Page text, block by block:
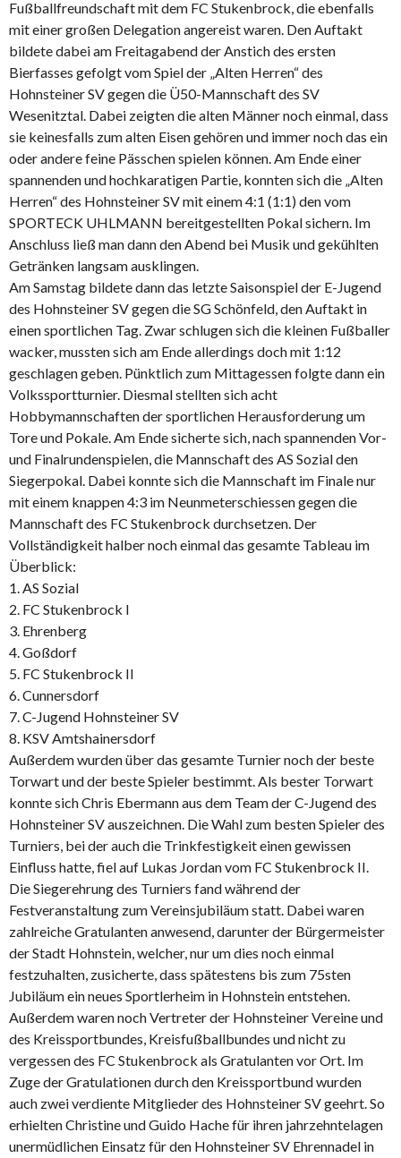
Fußballfreundschaft mit dem FC Stukenbrock, die ebenfalls
mit einer großen Delegation angereist waren. Den Auftakt
bildete dabei am Freitagabend der Anstich des ersten
Bierfasses gefolgt vom Spiel der „Alten Herren“ des
Hohnsteiner SV gegen die Ü50-Mannschaft des SV
Wesenitztal. Dabei zeigten die alten Männer noch einmal, dass
sie keinesfalls zum alten Eisen gehören und immer noch das ein
oder andere feine Pässchen spielen können. Am Ende einer
spannenden und hochkaratigen Partie, konnten sich die „Alten
Herren“ des Hohnsteiner SV mit einem 4:1 (1:1) den vom
SPORTECK UHLMANN bereitgestellten Pokal sichern. Im
Anschluss ließ man dann den Abend bei Musik und gekühlten
Getränken langsam ausklingen.
Am Samstag bildete dann das letzte Saisonspiel der E-Jugend
des Hohnsteiner SV gegen die SG Schönfeld, den Auftakt in
einen sportlichen Tag. Zwar schlugen sich die kleinen Fußballer
wacker, mussten sich am Ende allerdings doch mit 1:12
geschlagen geben. Pünktlich zum Mittagessen folgte dann ein
Volkssportturnier. Diesmal stellten sich acht
Hobbymannschaften der sportlichen Herausforderung um
Tore und Pokale. Am Ende sicherte sich, nach spannenden Vor-
und Finalrundenspielen, die Mannschaft des AS Sozial den
Siegerpokal. Dabei konnte sich die Mannschaft im Finale nur
mit einem knappen 4:3 im Neunmeterschiessen gegen die
Mannschaft des FC Stukenbrock durchsetzen. Der
Vollständigkeit halber noch einmal das gesamte Tableau im
Überblick:
1. AS Sozial
2. FC Stukenbrock I
3. Ehrenberg
4. Goßdorf
5. FC Stukenbrock II
6. Cunnersdorf
7. C-Jugend Hohnsteiner SV
8. KSV Amtshainersdorf
Außerdem wurden über das gesamte Turnier noch der beste
Torwart und der beste Spieler bestimmt. Als bester Torwart
konnte sich Chris Ebermann aus dem Team der C-Jugend des
Hohnsteiner SV auszeichnen. Die Wahl zum besten Spieler des
Turniers, bei der auch die Trinkfestigkeit einen gewissen
Einfluss hatte, fiel auf Lukas Jordan vom FC Stukenbrock II.
Die Siegerehrung des Turniers fand während der
Festveranstaltung zum Vereinsjubiläum statt. Dabei waren
zahlreiche Gratulanten anwesend, darunter der Bürgermeister
der Stadt Hohnstein, welcher, nur um dies noch einmal
festzuhalten, zusicherte, dass spätestens bis zum 75sten
Jubiläum ein neues Sportlerheim in Hohnstein entstehen.
Außerdem waren noch Vertreter der Hohnsteiner Vereine und
des Kreissportbundes, Kreisfußballbundes und nicht zu
vergessen des FC Stukenbrock als Gratulanten vor Ort. Im
Zuge der Gratulationen durch den Kreissportbund wurden
auch zwei verdiente Mitglieder des Hohnsteiner SV geehrt. So
erhielten Christine und Guido Hache für ihren jahrzehntelagen
unermüdlichen Einsatz für den Hohnsteiner SV Ehrennadel in